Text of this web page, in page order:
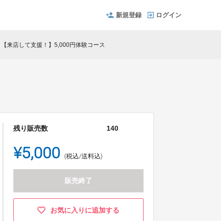
新規登録 ログイン
【来店して支援！】5,000円体験コース
残り販売数 140
¥5,000 (税込/送料込)
販売終了
お気に入りに追加する